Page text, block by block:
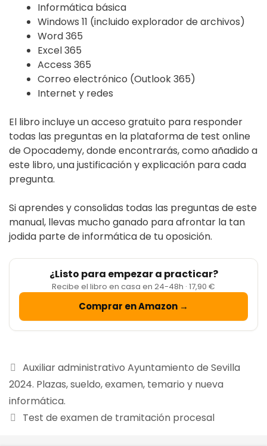
Informática básica
Windows 11 (incluido explorador de archivos)
Word 365
Excel 365
Access 365
Correo electrónico (Outlook 365)
Internet y redes
El libro incluye un acceso gratuito para responder
todas las preguntas en la plataforma de test online
de Opocademy, donde encontrarás, como añadido a
este libro, una justificación y explicación para cada
pregunta.
Si aprendes y consolidas todas las preguntas de este
manual, llevas mucho ganado para afrontar la tan
jodida parte de informática de tu oposición.
¿Listo para empezar a practicar?
Recibe el libro en casa en 24-48h · 17,90 €
Comprar en Amazon →
Auxiliar administrativo Ayuntamiento de Sevilla
2024. Plazas, sueldo, examen, temario y nueva
informática.
Test de examen de tramitación procesal